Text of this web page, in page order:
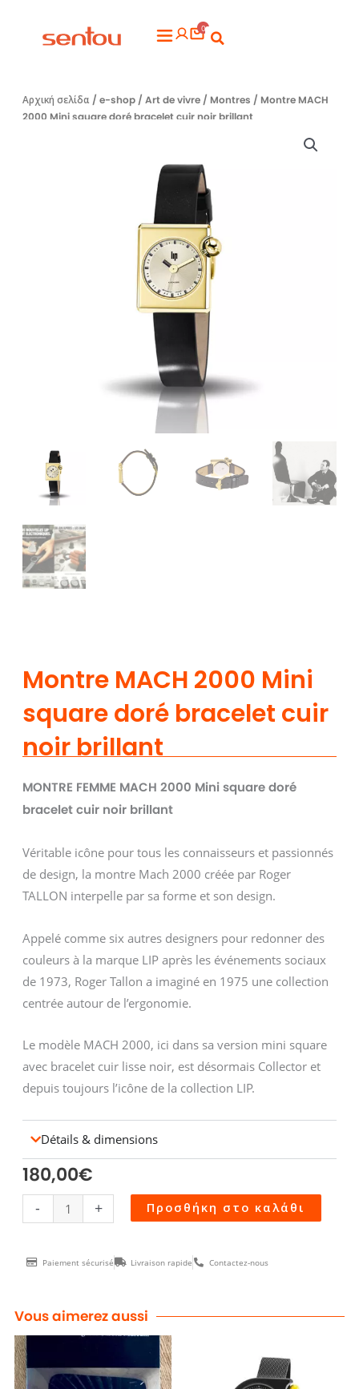
Flyout
0
Αρχική σελίδα/ e-shop/ Art de vivre/ Montres / Montre MACH
2000 Mini square doré bracelet cuir noir brillant
Montre MACH 2000 Mini
square doré bracelet cuir
noir brillant
MONTRE FEMME MACH 2000 Mini square doré
bracelet cuir noir brillant
Véritable icône pour tous les connaisseurs et passionnés
de design, la montre Mach 2000 créée par Roger
TALLON interpelle par sa forme et son design.
Appelé comme six autres designers pour redonner des
couleurs à la marque LIP après les événements sociaux
de 1973, Roger Tallon a imaginé en 1975 une collection
centrée autour de l’ergonomie.
Le modèle MACH 2000, ici dans sa version mini square
avec bracelet cuir lisse noir, est désormais Collector et
depuis toujours l’icône de la collection LIP.
Détails & dimensions
180,00€
-
MACH
Mini
doré
bracelet
cuir
noir
+ Προσθήκη στο καλάθι
Paiement sécurisé Livraison rapide Contactez-nous
Vous aimerez aussi